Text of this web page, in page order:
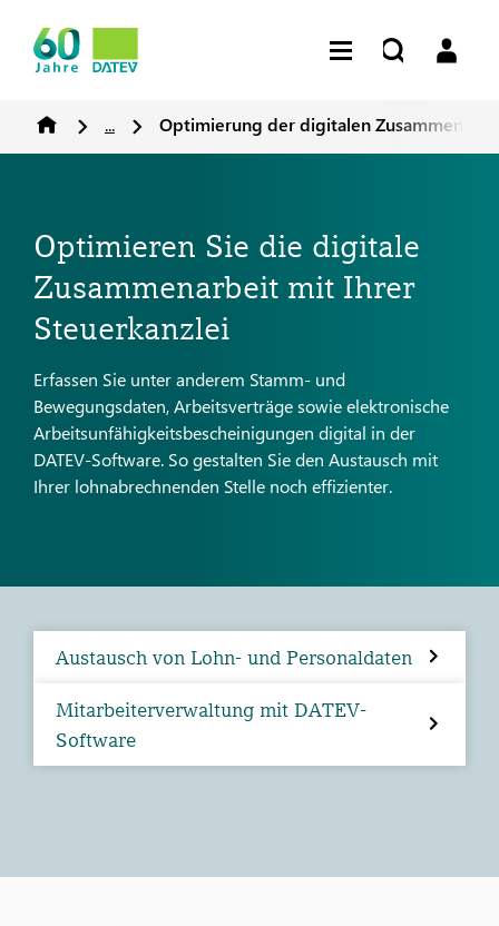
... Optimierung der digitalen
Optimieren Sie die digitale
Zusammenarbeit mit Ihrer
Steuerkanzlei
Erfassen Sie unter anderem Stamm- und
Bewegungsdaten, Arbeitsverträge sowie elektronische
Arbeitsunfähigkeitsbescheinigungen digital in der
DATEV-Software. So gestalten Sie den Austausch mit
Ihrer lohnabrechnenden Stelle noch effizienter.
Austausch von Lohn- und Personaldaten
Mitarbeiterverwaltung mit DATEV-
Software